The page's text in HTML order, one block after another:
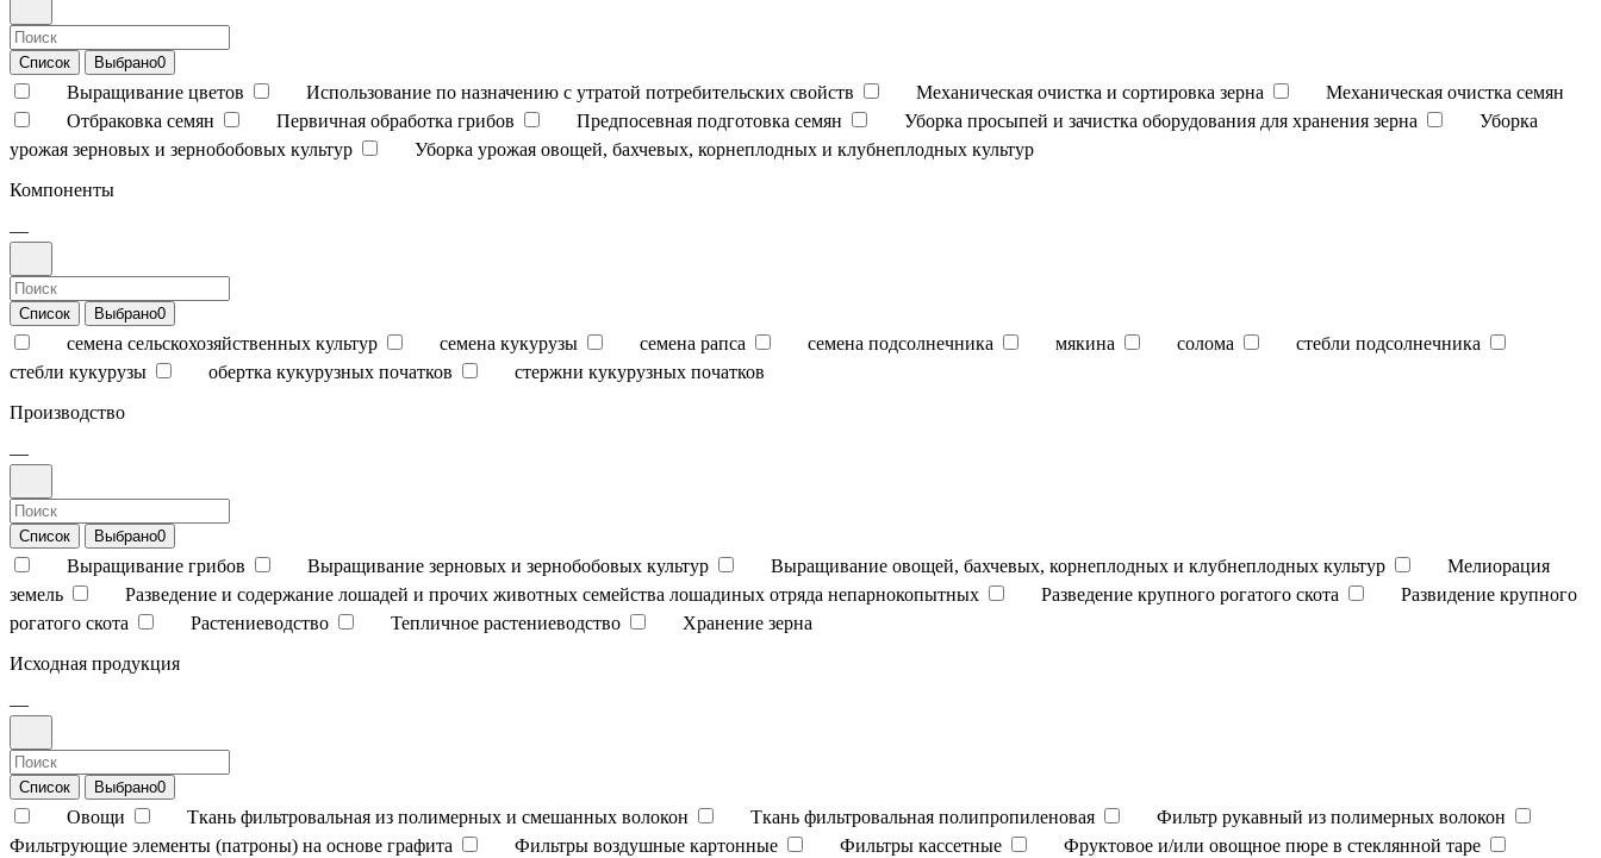
Список Выбрано0
Выращивание цветов Использование по назначению с утратой потребительских свойств Механическая очистка и сортировка зерна
Механическая очистка семян
Отбраковка семян
Первичная обработка грибов Предпосевная подготовка семян Уборка просыпей и зачистка оборудования для хранения зерна
Уборка
урожая зерновых и зернобобовых культур
Уборка урожая овощей, бахчевых, корнеплодных и клубнеплодных культур
Компоненты
—
Список Выбрано0
семена сельскохозяйственных культур семена кукурузы семена рапса семена подсолнечника мякина солома
стебли подсолнечника
стебли кукурузы
обертка кукурузных початков
стержни кукурузных початков
Производство
—
Список Выбрано0
Выращивание грибов Выращивание зерновых и зернобобовых культур Выращивание овощей, бахчевых, корнеплодных и клубнеплодных культур
Мелиорация
земель
Разведение и содержание лошадей и прочих животных семейства лошадиных отряда непарнокопытных Разведение крупного рогатого скота
Развидение крупного
рогатого скота
Растениеводство Тепличное растениеводство
Хранение зерна
Исходная продукция
—
Список Выбрано0
Овощи Ткань фильтровальная из полимерных и смешанных волокон Ткань фильтровальная полипропиленовая
Фильтр рукавный из полимерных волокон
Фильтрующие элементы (патроны) на основе графита
Фильтры воздушные картонные Фильтры кассетные
Фруктовое и/или овощное пюре в стеклянной таре